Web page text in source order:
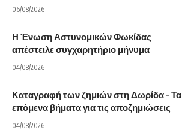
06/08/2026
Η Ένωση Αστυνομικών Φωκίδας
απέστειλε συγχαρητήριο μήνυμα
04/08/2026
Καταγραφή των ζημιών στη Δωρίδα – Τα
επόμενα βήματα για τις αποζημιώσεις
04/08/2026